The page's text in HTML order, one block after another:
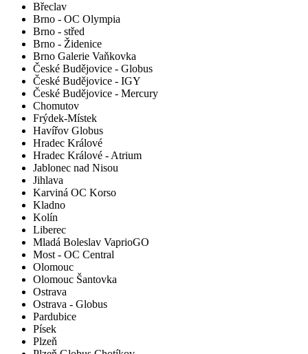
Břeclav
Brno - OC Olympia
Brno - střed
Brno - Židenice
Brno Galerie Vaňkovka
České Budějovice - Globus
České Budějovice - IGY
České Budějovice - Mercury
Chomutov
Frýdek-Místek
Havířov Globus
Hradec Králové
Hradec Králové - Atrium
Jablonec nad Nisou
Jihlava
Karviná OC Korso
Kladno
Kolín
Liberec
Mladá Boleslav VaprioGO
Most - OC Central
Olomouc
Olomouc Šantovka
Ostrava
Ostrava - Globus
Pardubice
Písek
Plzeň